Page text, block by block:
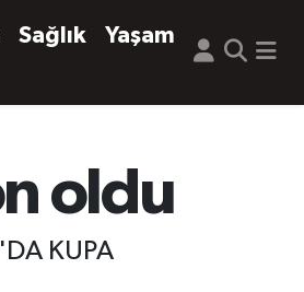
Sağlık Yaşam
oldu
KUPA